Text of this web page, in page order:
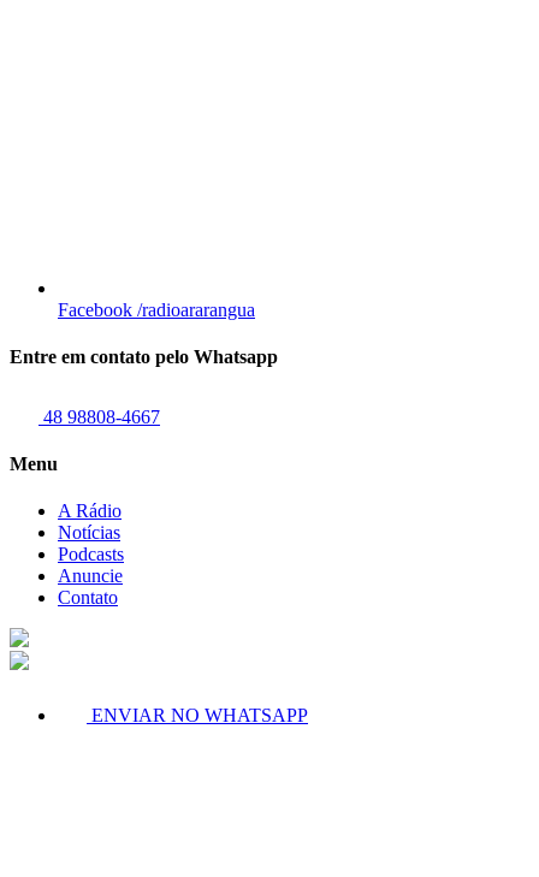
Facebook /radioararangua
Entre em contato pelo Whatsapp
48 98808-4667
Menu
A Rádio
Notícias
Podcasts
Anuncie
Contato
ENVIAR NO WHATSAPP